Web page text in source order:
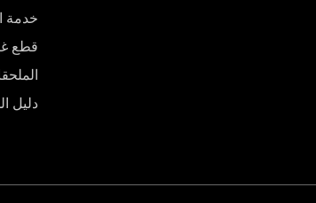
خدمة
قطع
دليل